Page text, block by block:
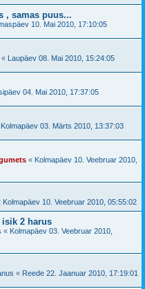
, samas puus...
10. Mai 2010, 17:10:05
« Laupäev 08. Mai 2010, 15:24:05
04. Mai 2010, 17:37:05
Kolmapäev 03. Märts 2010, 13:37:03
« Kolmapäev 10. Veebruar 2010,
Kolmapäev 10. Veebruar 2010, 05:55:02
2 harus
« Kolmapäev 03. Veebruar 2010,
« Reede 22. Jaanuar 2010, 17:19:01